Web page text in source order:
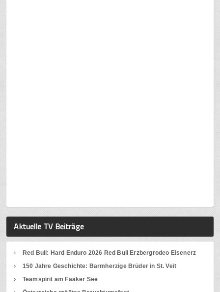
Aktuelle TV Beiträge
Red Bull: Hard Enduro 2026 Red Bull Erzbergrodeo Eisenerz
150 Jahre Geschichte: Barmherzige Brüder in St. Veit
Teamspirit am Faaker See